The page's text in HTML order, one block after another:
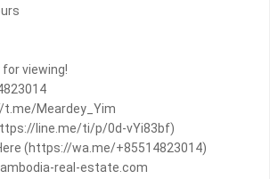
viewing!
t.me/Meardey_Yim
line.me/ti/p/0d-vYi83bf)
(https://wa.me/+85514823014)
real-estate.com